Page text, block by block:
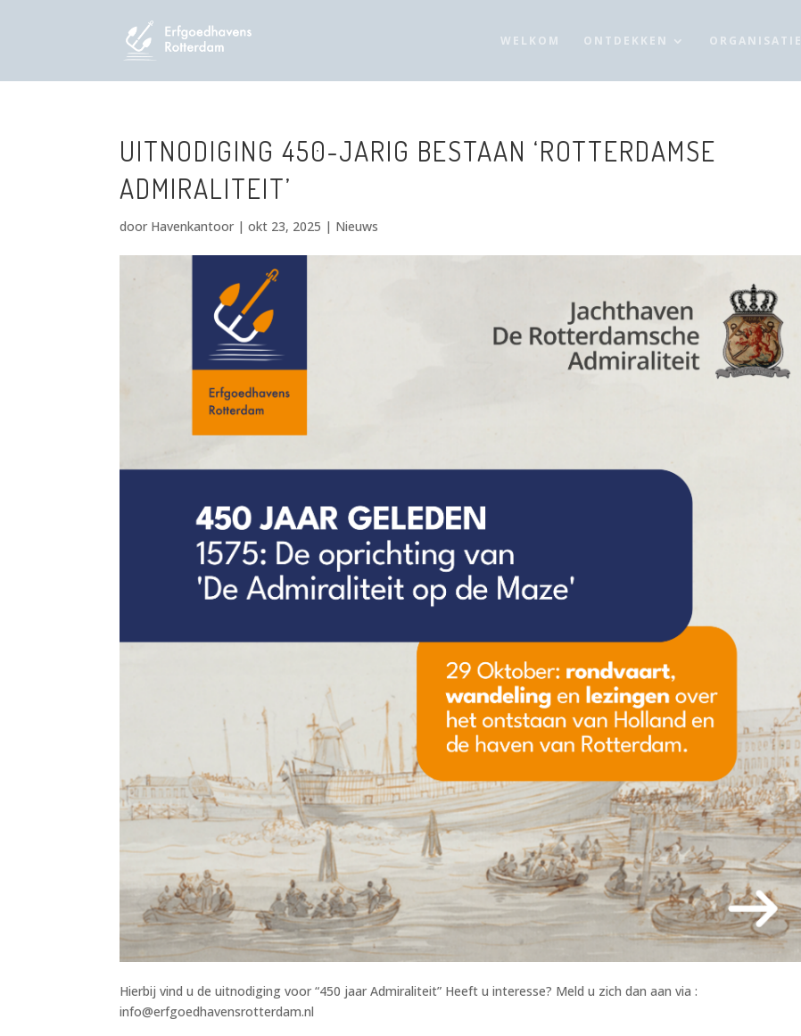
WELKOM ONTDEKKEN ORGANISATIE
UITNODIGING 450-JARIG BESTAAN ‘ROTTERDAMSE
ADMIRALITEIT’
door Havenkantoor |okt 23, 2025 | Nieuws
Hierbij vind u de uitnodiging voor “450 jaar Admiraliteit” Heeft u interesse? Meld u zich dan aan via :
info@erfgoedhavensrotterdam.nl